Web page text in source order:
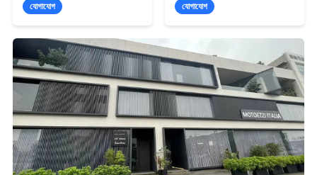
যোগাযোগ যোগাযোগ